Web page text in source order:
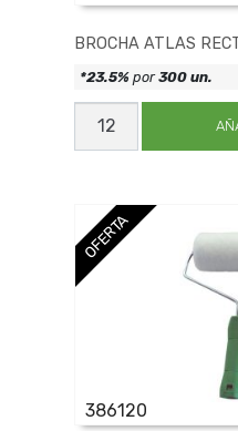
BROCHA ATLAS
BROCHA
ATLAS
*23.5% por300 un.
OFERTA
386120